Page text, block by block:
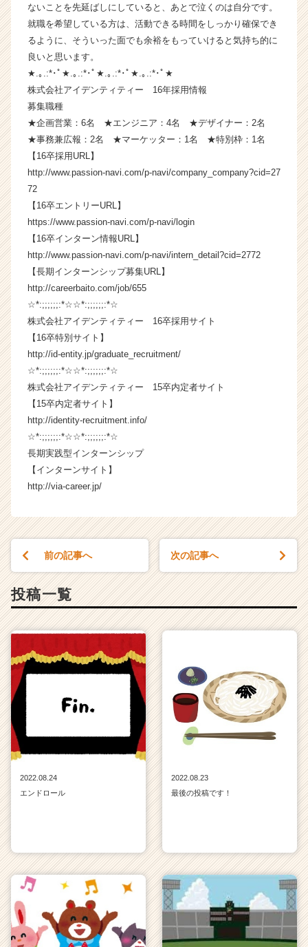
業
か
ら
ウ
ト
届
く
ト
チ
ア
キ
ャ
ア
（C
h
e
r
C
e
e
r）
ないことを先延ばしにしていると、あとで泣くのは自分です。
就職を希望している方は、活動できる時間をしっかり確保でき
るように、そういった面でも余裕をもっていけると気持ち的に
良いと思います。
★.｡.:*･ﾟ★.｡.:*･ﾟ★.｡.:*･ﾟ★.｡.:*･ﾟ★
株式会社アイデンティティー 16年採用情報
募集職種
★企画営業：6名 ★エンジニア：4名 ★デザイナー：2名
★事務兼広報：2名 ★マーケッター：1名 ★特別枠：1名
【16卒採用URL】
http://www.passion-navi.com/p-navi/company_company?cid=27
72
【16卒エントリーURL】
https://www.passion-navi.com/p-navi/login
【16卒インターン情報URL】
http://www.passion-navi.com/p-navi/intern_detail?cid=2772
【長期インターンシップ募集URL】
http://careerbaito.com/job/655
☆*:;;;;;;:*☆☆*:;;;;;;:*☆
株式会社アイデンティティー 16卒採用サイト
【16卒特別サイト】
http://id-entity.jp/graduate_recruitment/
☆*:;;;;;;:*☆☆*:;;;;;;:*☆
株式会社アイデンティティー 15卒内定者サイト
【15卒内定者サイト】
http://identity-recruitment.info/
☆*:;;;;;;:*☆☆*:;;;;;;:*☆
長期実践型インターンシップ
【インターンサイト】
http://via-career.jp/
前の記事へ 次の記事へ
投稿一覧
2022.08.24
エンドロール
2022.08.23
最後の投稿です！